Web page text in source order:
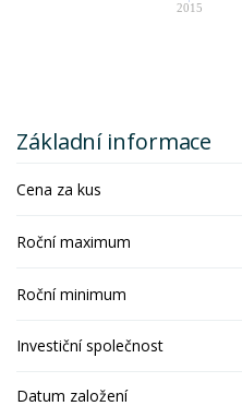
2015
Základní informace
Cena za kus
Roční maximum
Roční minimum
Investiční společnost
Datum založení